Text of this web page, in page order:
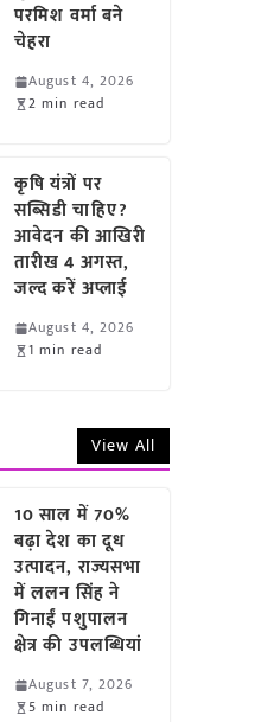
परमिश वर्मा बने
चेहरा
August 4, 2026
2 min read
कृषि यंत्रों पर
सब्सिडी चाहिए?
आवेदन की आखिरी
तारीख 4 अगस्त,
जल्द करें अप्लाई
August 4, 2026
1 min read
View All
10 साल में 70%
बढ़ा देश का दूध
उत्पादन, राज्यसभा
में ललन सिंह ने
गिनाईं पशुपालन
क्षेत्र की उपलब्धियां
August 7, 2026
5 min read